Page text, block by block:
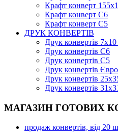
Крафт конверт
Крафт конверт С6
Крафт конверт С5
ДРУК КОНВЕРТІВ
Друк конвертів
Друк конвертів С6
Друк конвертів С5
Друк конвертів Євро
Друк конвертів
Друк конвертів
МАГАЗИН ГОТОВИХ
продаж конвертів, від 20